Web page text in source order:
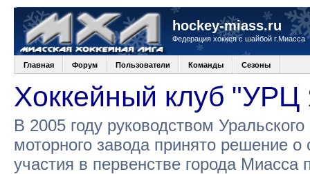
hockey-miass.ru
Федерация хоккея с шайбой г.Миасса
Главная Форум Пользователи Команды Сезоны
Хоккейный клуб
В 2005 году руководством
моторного завода принято решение
участия в первенстве города